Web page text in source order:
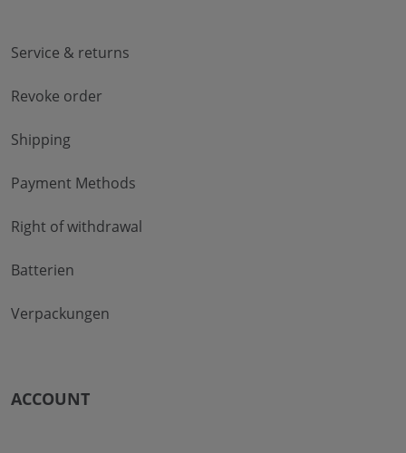
Service & returns
Revoke order
Shipping
Payment Methods
Right of withdrawal
Batterien
Verpackungen
ACCOUNT